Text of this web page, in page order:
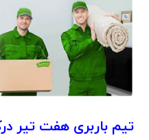
تیم باربری هفت تیر